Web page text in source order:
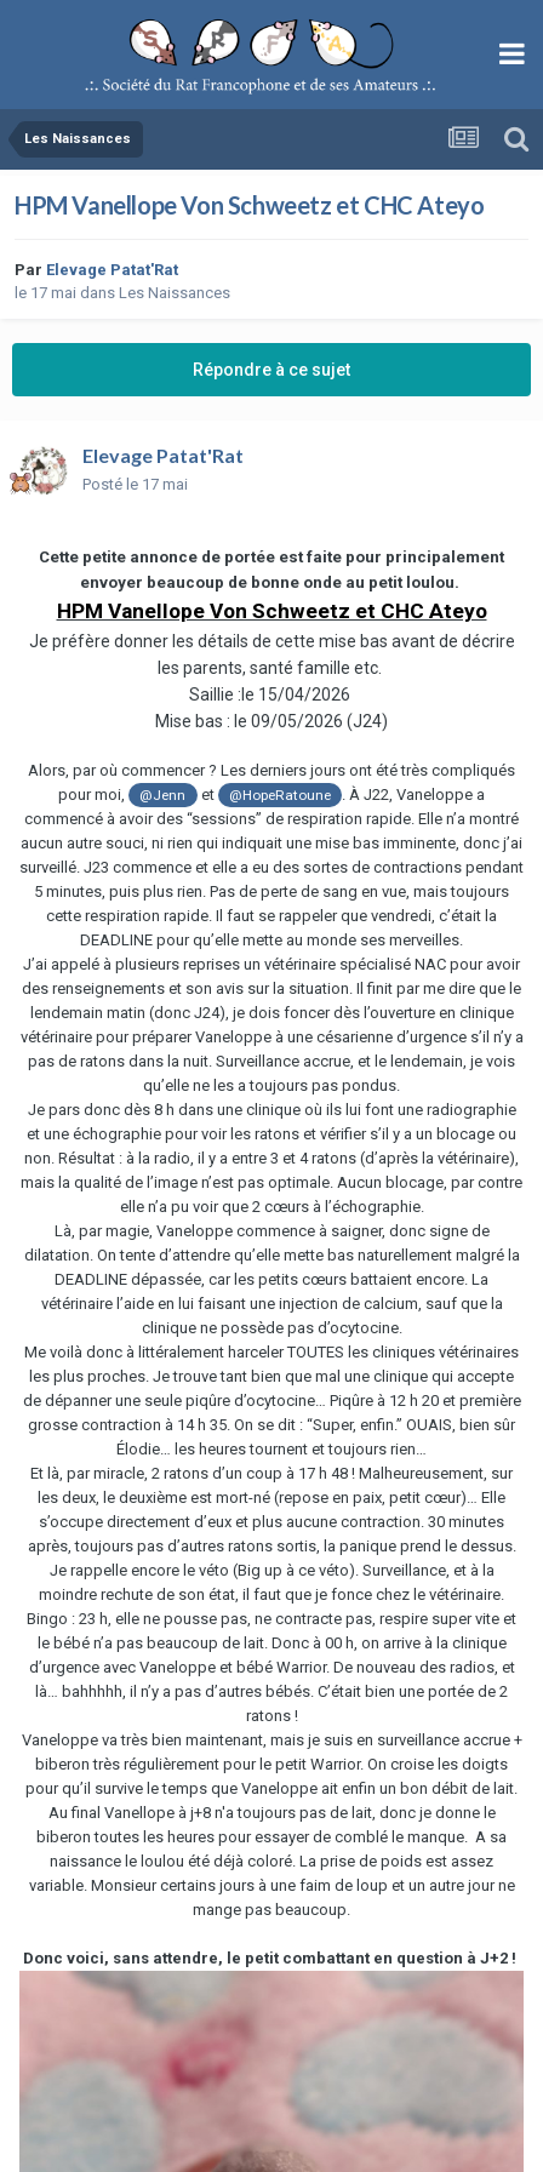
Les Naissances
HPM Vanellope Von Schweetz et CHC Ateyo
Par Elevage Patat'Rat
le 17 mai dans Les Naissances
Répondre à ce sujet
Elevage Patat'Rat
Posté le 17 mai
Cette petite annonce de portée est faite pour principalement
envoyer beaucoup de bonne onde au petit loulou.
HPM Vanellope Von Schweetz et CHC Ateyo
Je préfère donner les détails de cette mise bas avant de décrire
les parents, santé famille etc.
Saillie :le 15/04/2026
Mise bas : le 09/05/2026 (J24)
Alors, par où commencer ? Les derniers jours ont été très compliqués
pour moi,
@Jenn et @HopeRatoune
. À J22, Vaneloppe a
commencé à avoir des “sessions” de respiration rapide. Elle n’a montré
aucun autre souci, ni rien qui indiquait une mise bas imminente, donc j’ai
surveillé. J23 commence et elle a eu des sortes de contractions pendant
5 minutes, puis plus rien. Pas de perte de sang en vue, mais toujours
cette respiration rapide. Il faut se rappeler que vendredi, c’était la
DEADLINE pour qu’elle mette au monde ses merveilles.
J’ai appelé à plusieurs reprises un vétérinaire spécialisé NAC pour avoir
des renseignements et son avis sur la situation. Il finit par me dire que le
lendemain matin (donc J24), je dois foncer dès l’ouverture en clinique
vétérinaire pour préparer Vaneloppe à une césarienne d’urgence s’il n’y a
pas de ratons dans la nuit. Surveillance accrue, et le lendemain, je vois
qu’elle ne les a toujours pas pondus.
Je pars donc dès 8 h dans une clinique où ils lui font une radiographie
et une échographie pour voir les ratons et vérifier s’il y a un blocage ou
non. Résultat : à la radio, il y a entre 3 et 4 ratons (d’après la vétérinaire),
mais la qualité de l’image n’est pas optimale. Aucun blocage, par contre
elle n’a pu voir que 2 cœurs à l’échographie.
Là, par magie, Vaneloppe commence à saigner, donc signe de
dilatation. On tente d’attendre qu’elle mette bas naturellement malgré la
DEADLINE dépassée, car les petits cœurs battaient encore. La
vétérinaire l’aide en lui faisant une injection de calcium, sauf que la
clinique ne possède pas d’ocytocine.
Me voilà donc à littéralement harceler TOUTES les cliniques vétérinaires
les plus proches. Je trouve tant bien que mal une clinique qui accepte
de dépanner une seule piqûre d’ocytocine… Piqûre à 12 h 20 et première
grosse contraction à 14 h 35. On se dit : “Super, enfin.” OUAIS, bien sûr
Élodie… les heures tournent et toujours rien…
Et là, par miracle, 2 ratons d’un coup à 17 h 48 ! Malheureusement, sur
les deux, le deuxième est mort-né (repose en paix, petit cœur)… Elle
s’occupe directement d’eux et plus aucune contraction. 30 minutes
après, toujours pas d’autres ratons sortis, la panique prend le dessus.
Je rappelle encore le véto (Big up à ce véto). Surveillance, et à la
moindre rechute de son état, il faut que je fonce chez le vétérinaire.
Bingo : 23 h, elle ne pousse pas, ne contracte pas, respire super vite et
le bébé n’a pas beaucoup de lait. Donc à 00 h, on arrive à la clinique
d’urgence avec Vaneloppe et bébé Warrior. De nouveau des radios, et
là… bahhhhh, il n’y a pas d’autres bébés. C’était bien une portée de 2
ratons !
Vaneloppe va très bien maintenant, mais je suis en surveillance accrue +
biberon très régulièrement pour le petit Warrior. On croise les doigts
pour qu’il survive le temps que Vaneloppe ait enfin un bon débit de lait.
Au final Vanellope à j+8 n'a toujours pas de lait, donc je donne le
biberon toutes les heures pour essayer de comblé le manque. A sa
naissance le loulou été déjà coloré. La prise de poids est assez
variable. Monsieur certains jours à une faim de loup et un autre jour ne
mange pas beaucoup.
Donc voici, sans attendre, le petit combattant en question à J+2 !